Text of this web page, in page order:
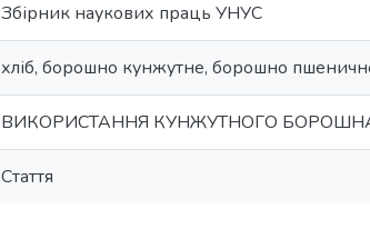
Збірник наукових праць УНУС
хліб, борошно кунжутне, борошно
ВИКОРИСТАННЯ КУНЖУТНОГО БОРОШНА
Стаття